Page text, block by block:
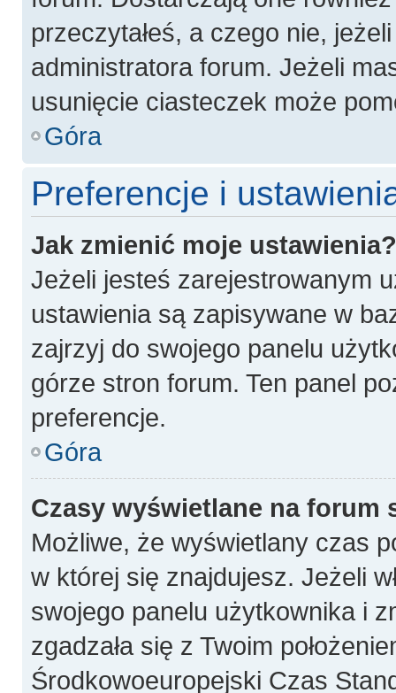
przeczytałeś, a czego nie,
administratora forum. Jeżeli
usunięcie ciasteczek może
Góra
Preferencje i
Jak zmienić moje ustawienia?
Jeżeli jesteś zarejestrowanym
ustawienia są zapisywane w
zajrzyj do swojego panelu
górze stron forum. Ten panel
preferencje.
Góra
Czasy wyświetlane na forum
Możliwe, że wyświetlany czas
w której się znajdujesz. Jeżeli
swojego panelu użytkownika i
zgadzała się z Twoim
Środkowoeuropejski Czas